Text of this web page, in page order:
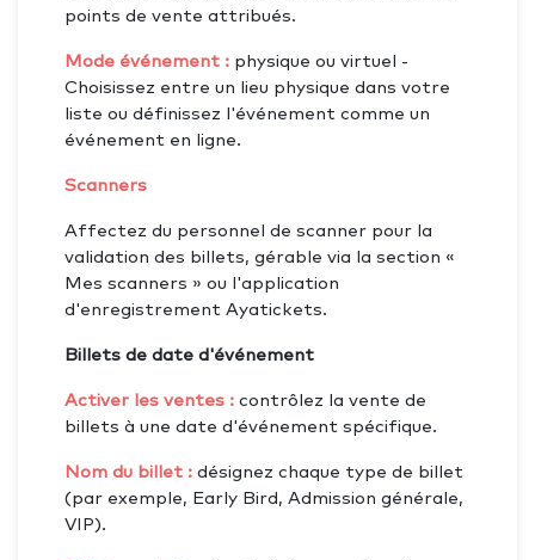
points de vente attribués.
Mode événement : physique ou virtuel -
Choisissez entre un lieu physique dans votre
liste ou définissez l'événement comme un
événement en ligne.
Scanners
Affectez du personnel de scanner pour la
validation des billets, gérable via la section «
Mes scanners » ou l'application
d'enregistrement Ayatickets.
Billets de date d'événement
Activer les ventes : contrôlez la vente de
billets à une date d'événement spécifique.
Nom du billet : désignez chaque type de billet
(par exemple, Early Bird, Admission générale,
VIP).